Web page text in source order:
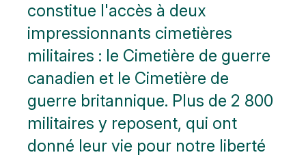
constitue l'accès à deux
impressionnants cimetières
militaires : le Cimetière de guerre
canadien et le Cimetière de
guerre britannique. Plus de 2 800
militaires y reposent, qui ont
donné leur vie pour notre liberté